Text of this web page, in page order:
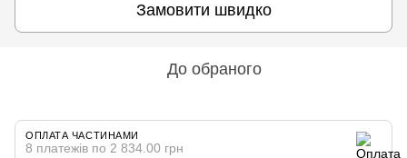
Замовити швидко
До обраного
ОПЛАТА ЧАСТИНАМИ
8 платежів по 2 834.00 грн